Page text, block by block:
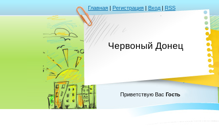
Главная | Регистрация | Вход | RSS
Червоный Донец
Приветствую Вас Гость